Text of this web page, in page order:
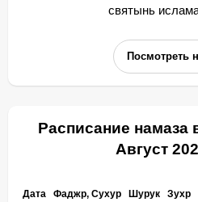
святынь
Посмотреть
Расписание намаза
Август
Дата Фаджр, Сухур Шурук Зухр